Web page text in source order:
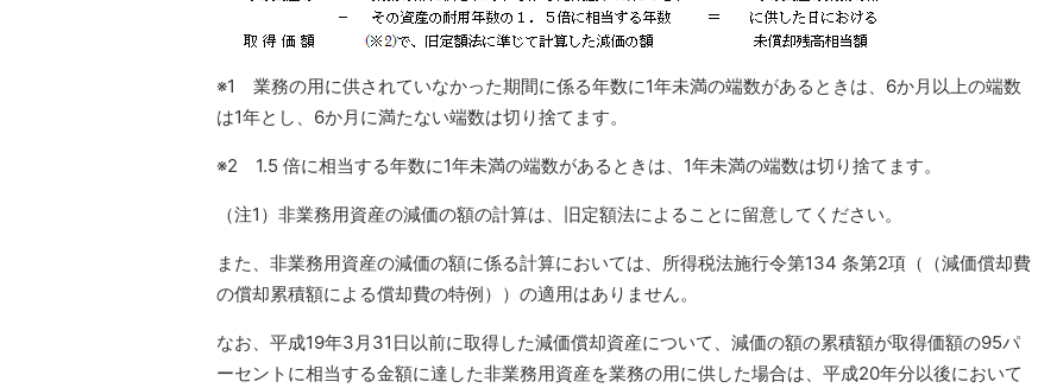
※1 業務の用に供されていなかった期間に係る年数に1年未満の端数があるときは、6か月以上の端数
は1年とし、6か月に満たない端数は切り捨てます。
※2 1.5 倍に相当する年数に1年未満の端数があるときは、1年未満の端数は切り捨てます。
（注1）非業務用資産の減価の額の計算は、旧定額法によることに留意してください。
また、非業務用資産の減価の額に係る計算においては、所得税法施行令第134 条第2項（（減価償却費
の償却累積額による償却費の特例））の適用はありません。
なお、平成19年3月31日以前に取得した減価償却資産について、減価の額の累積額が取得価額の95パ
ーセントに相当する金額に達した非業務用資産を業務の用に供した場合は、平成20年分以後において